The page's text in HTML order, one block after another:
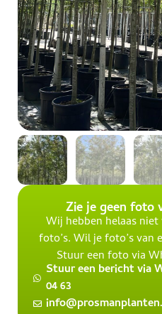
Zie je geen foto
Wij hebben helaas
foto’s. Wil je foto’s van
Stuur een foto via
Stuur een bericht via
04 63